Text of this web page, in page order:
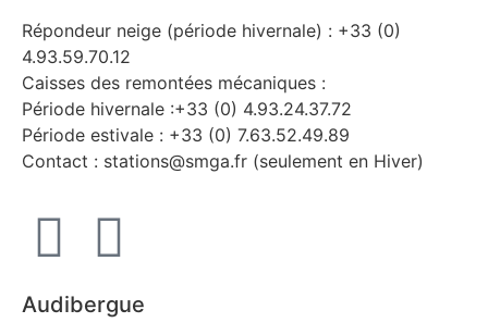
Répondeur neige (période hivernale) : +33 (0)
4.93.59.70.12
Caisses des remontées mécaniques :
Période hivernale :+33 (0) 4.93.24.37.72
Période estivale : +33 (0) 7.63.52.49.89
Contact : stations@smga.fr (seulement en Hiver)
Audibergue